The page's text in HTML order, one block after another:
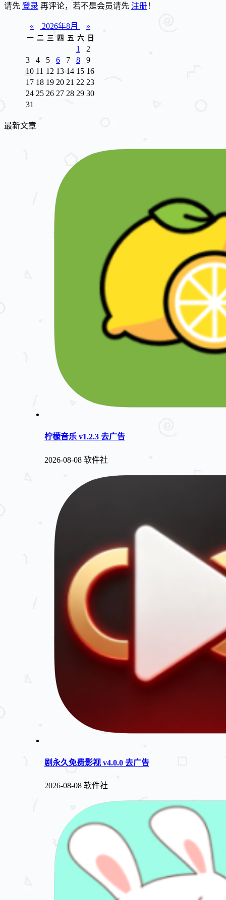
请先 登录 再评论，若不是会员请先 注册！
« 2026年8月 »
一 二 三 四 五 六 日
1
2
3
4 5 6 7 8
9
10 11 12 13 14 15 16
17 18 19 20 21 22 23
24 25 26 27 28 29 30
31
最新文章
柠檬音乐 v1.2.3 去广告
2026-08-08 软件社
剧永久免费影视 v4.0.0 去广告
2026-08-08 软件社